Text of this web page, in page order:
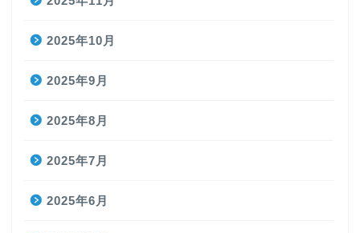
2025年10月
2025年9月
2025年8月
2025年7月
2025年6月